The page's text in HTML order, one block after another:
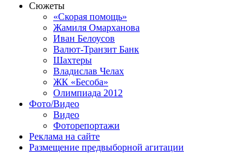
Сюжеты
«Скорая помощь»
Жамиля Омарханова
Иван Белоусов
Валют-Транзит Банк
Шахтеры
Владислав Челах
ЖК «Бесоба»
Олимпиада 2012
Фото/Видео
Видео
Фоторепортажи
Реклама на сайте
Размещение предвыборной агитации